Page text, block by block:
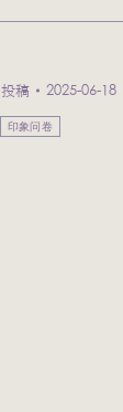
投稿 2025-06-18
印象问卷